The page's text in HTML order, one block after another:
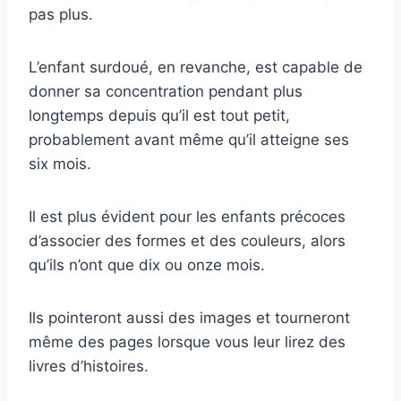
pas plus.
L’enfant surdoué, en revanche, est capable de
donner sa concentration pendant plus
longtemps depuis qu’il est tout petit,
probablement avant même qu’il atteigne ses
six mois.
Il est plus évident pour les enfants précoces
d’associer des formes et des couleurs, alors
qu’ils n’ont que dix ou onze mois.
Ils pointeront aussi des images et tourneront
même des pages lorsque vous leur lirez des
livres d’histoires.